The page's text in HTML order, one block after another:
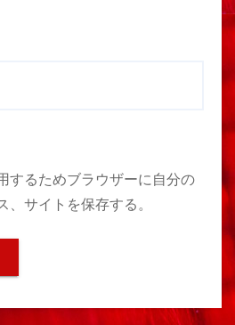
するためブラウザーに自分の
サイトを保存する。